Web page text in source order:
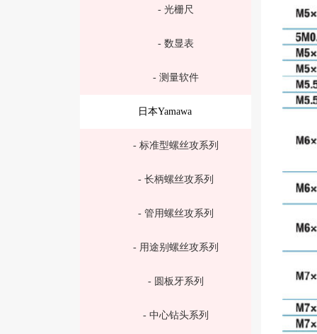
- 光栅尺
- 数显表
- 测量软件
日本Yamawa
- 标准型螺丝攻系列
- 长柄螺丝攻系列
- 管用螺丝攻系列
- 用途别螺丝攻系列
- 圆板牙系列
- 中心钻头系列